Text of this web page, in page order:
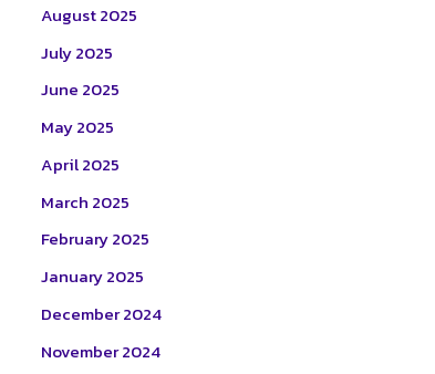
August 2025
July 2025
June 2025
May 2025
April 2025
March 2025
February 2025
January 2025
December 2024
November 2024